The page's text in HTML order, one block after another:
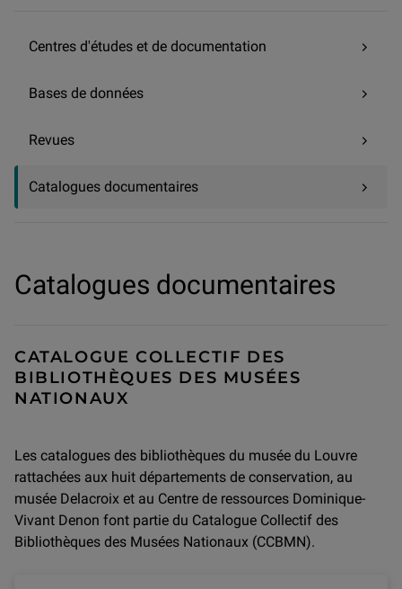
Centres d'études et de documentation
Bases de données
Revues
Catalogues documentaires
Catalogues documentaires
CATALOGUE COLLECTIF DES
BIBLIOTHÈQUES DES MUSÉES
NATIONAUX
Les catalogues des bibliothèques du musée du Louvre
rattachées aux huit départements de conservation, au
musée Delacroix et au Centre de ressources Dominique-
Vivant Denon font partie du Catalogue Collectif des
Bibliothèques des Musées Nationaux (CCBMN).